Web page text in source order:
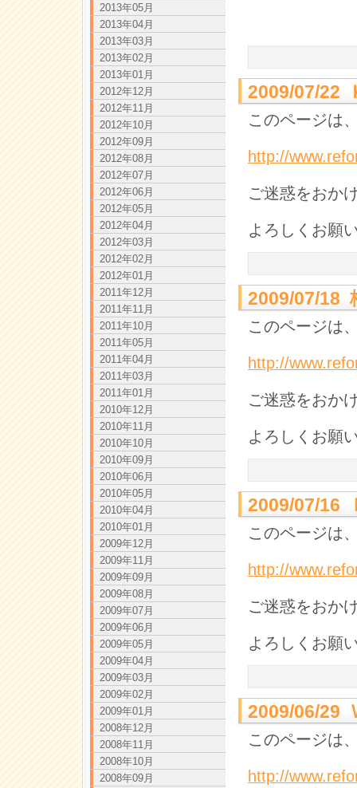
2009/07/22
このページは
http://
ご迷惑をおか
よろしくお願
2009/07/18
このページは
http://
ご迷惑をおか
よろしくお願
2009/07/16
このページは
http://
ご迷惑をおか
よろしくお願
2009/06/29
このページは
http://
2013年05月
2013年04月
2013年03月
2013年02月
2013年01月
2012年12月
2012年11月
2012年10月
2012年09月
2012年08月
2012年07月
2012年06月
2012年05月
2012年04月
2012年03月
2012年02月
2012年01月
2011年12月
2011年11月
2011年10月
2011年05月
2011年04月
2011年03月
2011年01月
2010年12月
2010年11月
2010年10月
2010年09月
2010年06月
2010年05月
2010年04月
2010年01月
2009年12月
2009年11月
2009年09月
2009年08月
2009年07月
2009年06月
2009年05月
2009年04月
2009年03月
2009年02月
2009年01月
2008年12月
2008年11月
2008年10月
2008年09月